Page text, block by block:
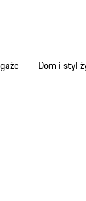
Dom i styl